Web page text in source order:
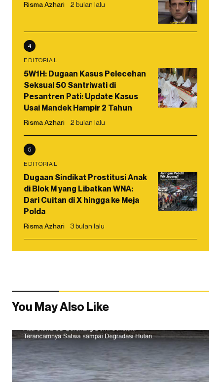
Risma Azhari 2 bulan lalu
4
EDITORIAL
5W1H: Dugaan Kasus Pelecehan
Seksual 50 Santriwati di
Pesantren Pati: Update Kasus
Usai Mandek Hampir 2 Tahun
Risma Azhari 2 bulan lalu
5
EDITORIAL
Dugaan Sindikat Prostitusi Anak
di Blok M yang Libatkan WNA:
Dari Cuitan di X hingga ke Meja
Polda
Risma Azhari 3 bulan lalu
You May Also Like